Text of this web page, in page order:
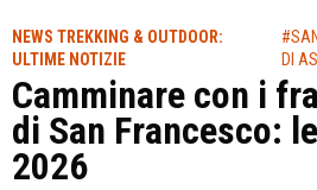
NEWS TREKKING & OUTDOOR:
ULTIME NOTIZIE
DI
Camminare con i
di San Francesco:
2026